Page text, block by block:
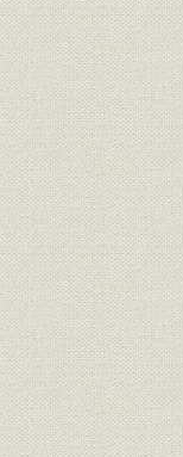
財務・業績
財務・業績
財務・業績
財務・業績
財務・業績
財務・業績